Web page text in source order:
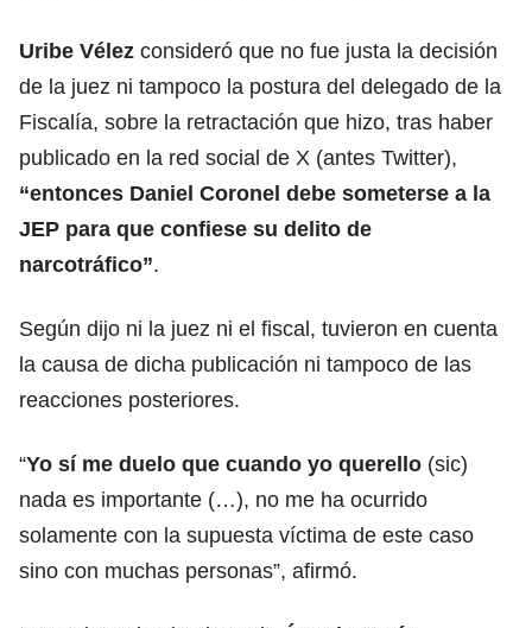
Uribe Vélez consideró que no fue justa la decisión
de la juez ni tampoco la postura del delegado de la
Fiscalía, sobre la retractación que hizo, tras haber
publicado en la red social de X (antes Twitter),
“entonces Daniel Coronel debe someterse a la
JEP para que confiese su delito de
narcotráfico”.
Según dijo ni la juez ni el fiscal, tuvieron en cuenta
la causa de dicha publicación ni tampoco de las
reacciones posteriores.
“Yo sí me duelo que cuando yo querello (sic)
nada es importante (…), no me ha ocurrido
solamente con la supuesta víctima de este caso
sino con muchas personas”, afirmó.